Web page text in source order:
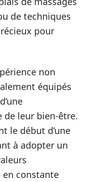
de techniques
pour
non
équipés
de leur bien-être.
le début d’une
à adopter un
en constante